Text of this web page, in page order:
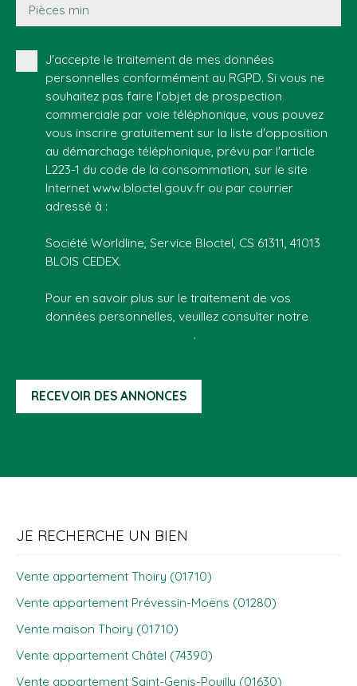
Pièces min
J'accepte le traitement de mes données
personnelles conformément au RGPD. Si vous ne
souhaitez pas faire l'objet de prospection
commerciale par voie téléphonique, vous pouvez
vous inscrire gratuitement sur la liste d'opposition
au démarchage téléphonique, prévu par l'article
L223-1 du code de la consommation, sur le site
Internet www.bloctel.gouv.fr ou par courrier
adressé à :
Société Worldline, Service Bloctel, CS 61311, 41013
BLOIS CEDEX.
Pour en savoir plus sur le traitement de vos
données personnelles, veuillez consulter notre
.
RECEVOIR DES ANNONCES
JE RECHERCHE UN BIEN
Vente appartement Thoiry (01710)
Vente appartement Prévessin-Moëns (01280)
Vente maison Thoiry (01710)
Vente appartement Châtel (74390)
Vente appartement Saint-Genis-Pouilly (01630)